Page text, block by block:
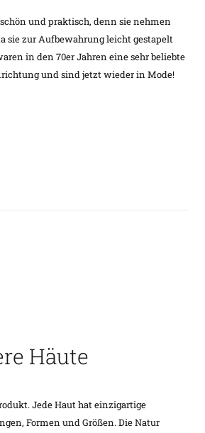
und praktisch, denn sie nehmen
sie zur Aufbewahrung leicht gestapelt
in den 70er Jahren eine sehr beliebte
und sind jetzt wieder in Mode!
Häute
Jede Haut hat einzigartige
Formen und Größen. Die Natur